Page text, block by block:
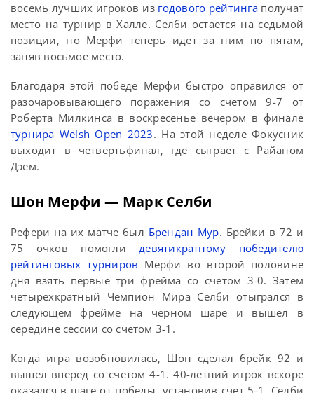
восемь лучших игроков из годового рейтингаполучат
место на турнир в Халле. Селби остается на седьмой
позиции, но Мерфи теперь идет за ним по пятам,
заняв восьмое место.
Благодаря этой победе Мерфи быстро оправился от
разочаровывающего поражения со счетом 9-7 от
Роберта Милкинса в воскресенье вечером в финале
турнира Welsh Open 2023. На этой неделе Фокусник
выходит в четвертьфинал, где сыграет с Райаном
Дэем.
Шон Мерфи — Марк Селби
Рефери на их матче был Брендан Мур. Брейки в 72 и
75 очков помоглидевятикратному победителю
рейтинговых турниров Мерфи во второй половине
дня взять первые три фрейма со счетом 3-0. Затем
четырехкратный Чемпион Мира Селби отыгрался в
следующем фрейме на черном шаре и вышел в
середине сессии со счетом 3-1.
Когда игра возобновилась, Шон сделал брейк 92 и
вышел вперед со счетом 4-1. 40-летний игрок вскоре